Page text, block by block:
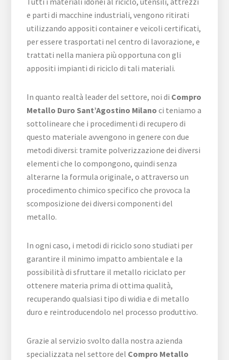
e parti di macchine industriali, vengono ritirati
utilizzando appositi container e veicoli certificati,
per essere trasportati nel centro di lavorazione, e
trattati nella maniera più opportuna con gli
appositi impianti di riciclo di tali materiali.
In quanto realtà leader del settore, noi di Compro
Metallo Duro Sant’Agostino Milanoci teniamo a
sottolineare che i procedimenti di recupero di
questo materiale avvengono in genere con due
metodi diversi: tramite polverizzazione dei diversi
elementi che lo compongono, quindi senza
alterarne la formula originale, o attraverso un
procedimento chimico specifico che provoca la
scomposizione dei diversi componenti del
metallo.
In ogni caso, i metodi di riciclo sono studiati per
garantire il minimo impatto ambientale e la
possibilità di sfruttare il metallo riciclato per
ottenere materia prima di ottima qualità,
recuperando qualsiasi tipo di widia e di metallo
duro e reintroducendolo nel processo produttivo.
Grazie al servizio svolto dalla nostra azienda
specializzata nel settore del Compro Metallo